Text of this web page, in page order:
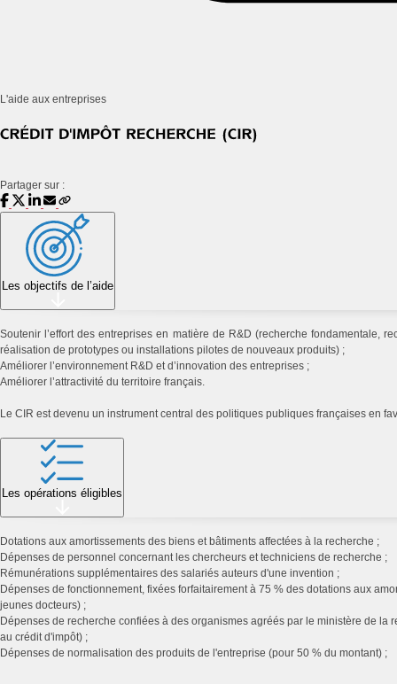
L'aide aux entreprises
Partager sur :
Les objectifs de l’aide
Soutenir l’effort des entreprises en matière de R&D (recherche fondamentale,
réalisation de prototypes ou installations pilotes de nouveaux produits) ;
Améliorer l’environnement R&D et d’innovation des entreprises ;
Améliorer l’attractivité du territoire français.
Le CIR est devenu un instrument central des politiques publiques françaises en
Les opérations éligibles
Dotations aux amortissements des biens et bâtiments affectées à la recherche ;
Dépenses de personnel concernant les chercheurs et techniciens de recherche ;
Rémunérations supplémentaires des salariés auteurs d'une invention ;
Dépenses de fonctionnement, fixées forfaitairement à 75 % des dotations aux
jeunes docteurs) ;
Dépenses de recherche confiées à des organismes agréés par le ministère de
au crédit d'impôt) ;
Dépenses de normalisation des produits de l'entreprise (pour 50 % du montant) ;